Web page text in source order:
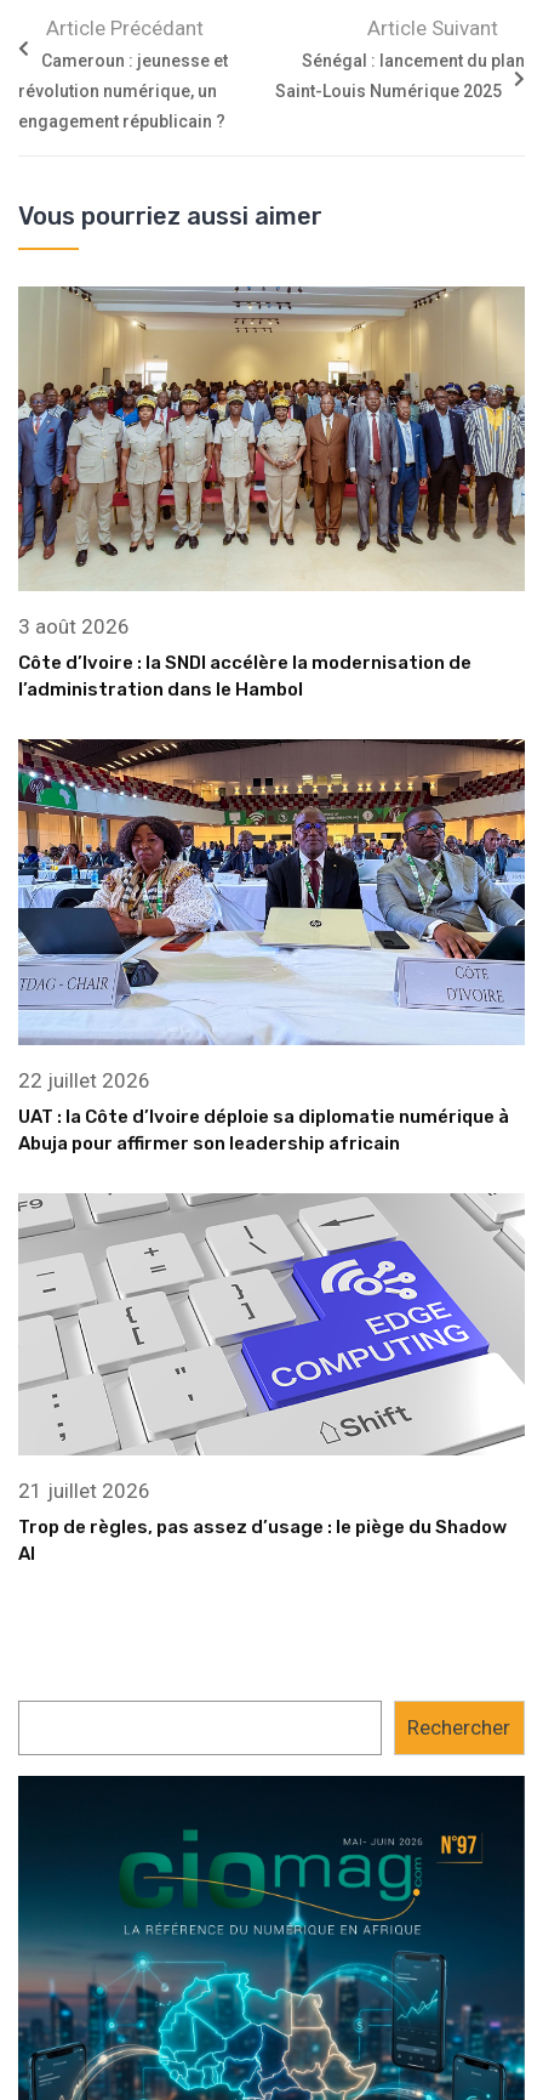
Article Précédant
Cameroun : jeunesse et
révolution numérique, un
engagement républicain ?
Article Suivant
Sénégal : lancement du plan
Saint-Louis Numérique 2025
Vous pourriez aussi aimer
3 août 2026
Côte d’Ivoire : la SNDI accélère la modernisation de
l’administration dans le Hambol
22 juillet 2026
UAT : la Côte d’Ivoire déploie sa diplomatie numérique à
Abuja pour affirmer son leadership africain
21 juillet 2026
Trop de règles, pas assez d’usage : le piège du Shadow
AI
Rechercher